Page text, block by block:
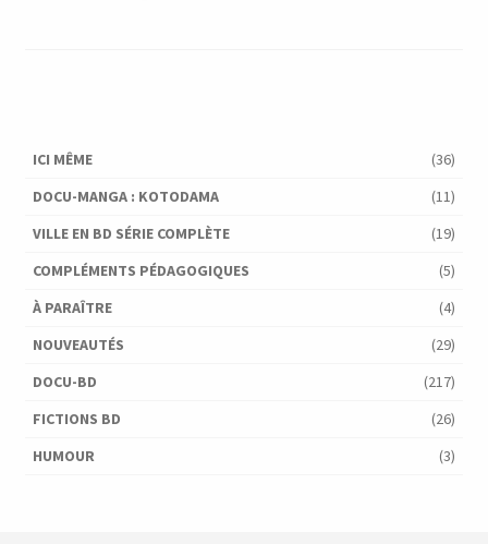
ICI MÊME
(36)
DOCU-MANGA : KOTODAMA
(11)
VILLE EN BD SÉRIE COMPLÈTE
(19)
COMPLÉMENTS PÉDAGOGIQUES
(5)
À PARAÎTRE
(4)
NOUVEAUTÉS
(29)
DOCU-BD
(217)
FICTIONS BD
(26)
HUMOUR
(3)